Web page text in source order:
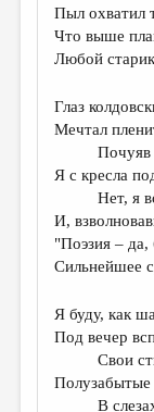
Пыл охватил
Что выше
Любой
Глаз
Мечтал
Почуяв
Я с кресла
Нет, я
И,
"Поэзия – да,
Сильнейшее
Я буду, как
Под вечер
Свои
В слезах,